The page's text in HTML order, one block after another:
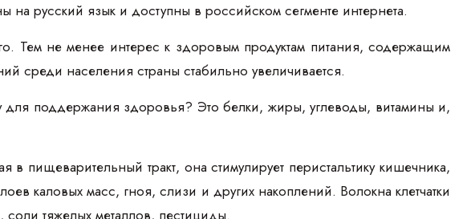
русский язык и доступны в российском сегменте интернета.
Тем не менее интерес к здоровым продуктам питания, содержащим
среди населения страны стабильно увеличивается.
поддержания здоровья? Это белки, жиры, углеводы, витамины и,
пищеварительный тракт, она стимулирует перистальтику кишечника,
каловых масс, гноя, слизи и других накоплений. Волокна клетчатки
тяжелых металлов, пестициды.